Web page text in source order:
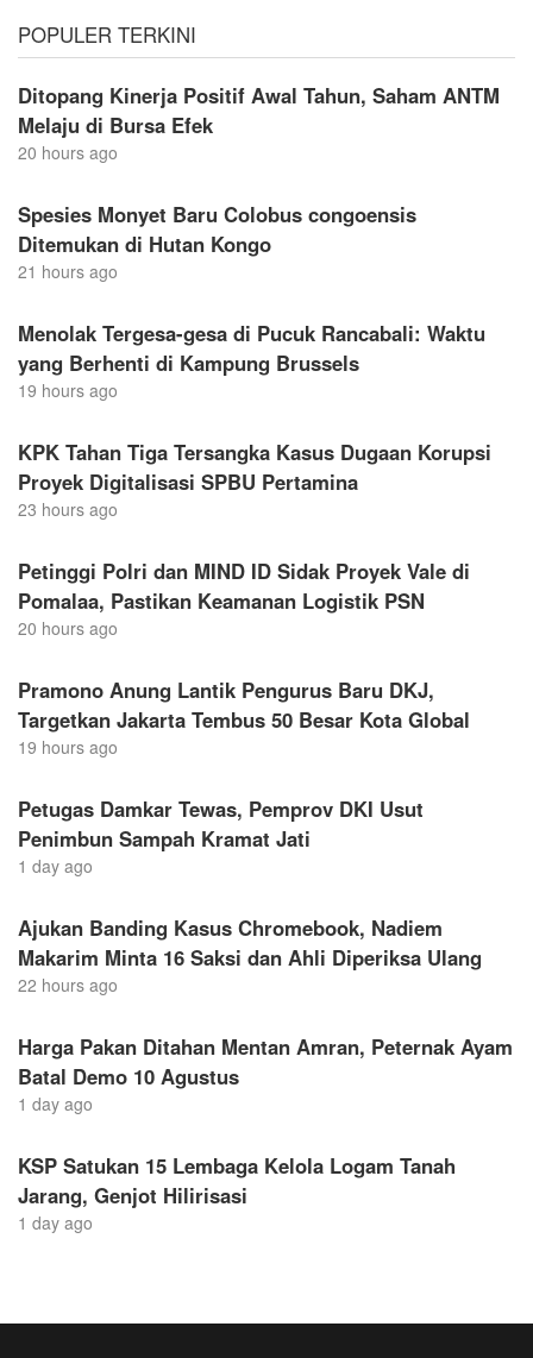
POPULER TERKINI
Ditopang Kinerja Positif Awal Tahun, Saham ANTM
Melaju di Bursa Efek
20 hours ago
Spesies Monyet Baru Colobus congoensis
Ditemukan di Hutan Kongo
21 hours ago
Menolak Tergesa-gesa di Pucuk Rancabali: Waktu
yang Berhenti di Kampung Brussels
19 hours ago
KPK Tahan Tiga Tersangka Kasus Dugaan Korupsi
Proyek Digitalisasi SPBU Pertamina
23 hours ago
Petinggi Polri dan MIND ID Sidak Proyek Vale di
Pomalaa, Pastikan Keamanan Logistik PSN
20 hours ago
Pramono Anung Lantik Pengurus Baru DKJ,
Targetkan Jakarta Tembus 50 Besar Kota Global
19 hours ago
Petugas Damkar Tewas, Pemprov DKI Usut
Penimbun Sampah Kramat Jati
1 day ago
Ajukan Banding Kasus Chromebook, Nadiem
Makarim Minta 16 Saksi dan Ahli Diperiksa Ulang
22 hours ago
Harga Pakan Ditahan Mentan Amran, Peternak Ayam
Batal Demo 10 Agustus
1 day ago
KSP Satukan 15 Lembaga Kelola Logam Tanah
Jarang, Genjot Hilirisasi
1 day ago